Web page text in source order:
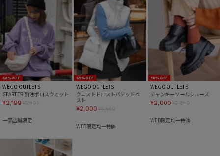
60%OFF
WEGO OUTLETS
STARTER|別注ポロスウェット
¥2,199 ¥5,499
一部店舗限定
69%OFF
WEGO OUTLETS
ウエストドロストパテッドベ
スト
¥2,000 ¥6,599
WEB限定均一特価
48%OFF
WEGO OUTLETS
チャンキーソールシューズ
¥2,000 ¥3,849
WEB限定均一特価